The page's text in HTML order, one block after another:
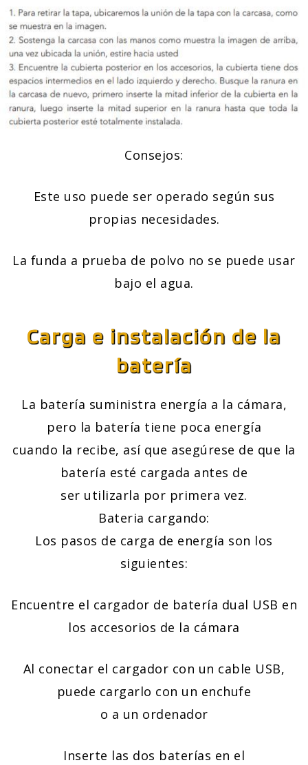
Consejos:
Este uso puede ser operado según sus
propias necesidades.
La funda a prueba de polvo no se puede usar
bajo el agua.
Carga e instalación de la
batería
La batería suministra energía a la cámara,
pero la batería tiene poca energía
cuando la recibe, así que asegúrese de que la
batería esté cargada antes de
ser utilizarla por primera vez.
Bateria cargando:
Los pasos de carga de energía son los
siguientes:
Encuentre el cargador de batería dual USB en
los accesorios de la cámara
Al conectar el cargador con un cable USB,
puede cargarlo con un enchufe
o a un ordenador
Inserte las dos baterías en el